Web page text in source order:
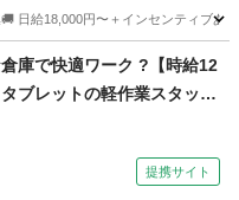
日給18,000円〜＋インセンティブあ
通販
庫で快適ワーク ?【時給12
ブレットの軽作業スタッフ
提携サイト